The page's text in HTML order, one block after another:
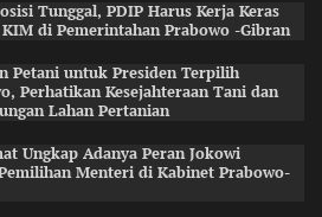
Tunggal, PDIP Harus Kerja Keras
di Pemerintahan Prabowo -Gibran
Petani untuk Presiden Terpilih
Perhatikan Kesejahteraan Tani dan
Lahan Pertanian
Ungkap Adanya Peran Jokowi
Menteri di Kabinet Prabowo-